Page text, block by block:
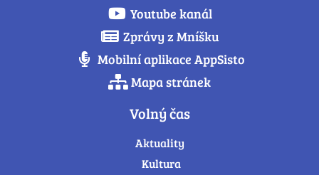
Youtube kanál
Zprávy z Mníšku
Mobilní aplikace AppSisto
Mapa stránek
Volný čas
Aktuality
Kultura